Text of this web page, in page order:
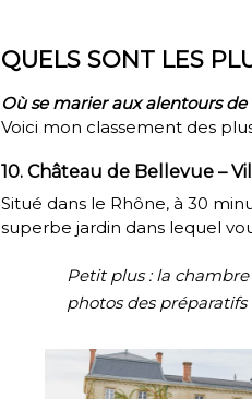
QUELS SONT LES
Où se marier aux alentours de
Voici mon classement des
10. Château de Bellevue –
Situé dans le Rhône, à 30
superbe jardin dans lequel
Petit plus : la
photos des